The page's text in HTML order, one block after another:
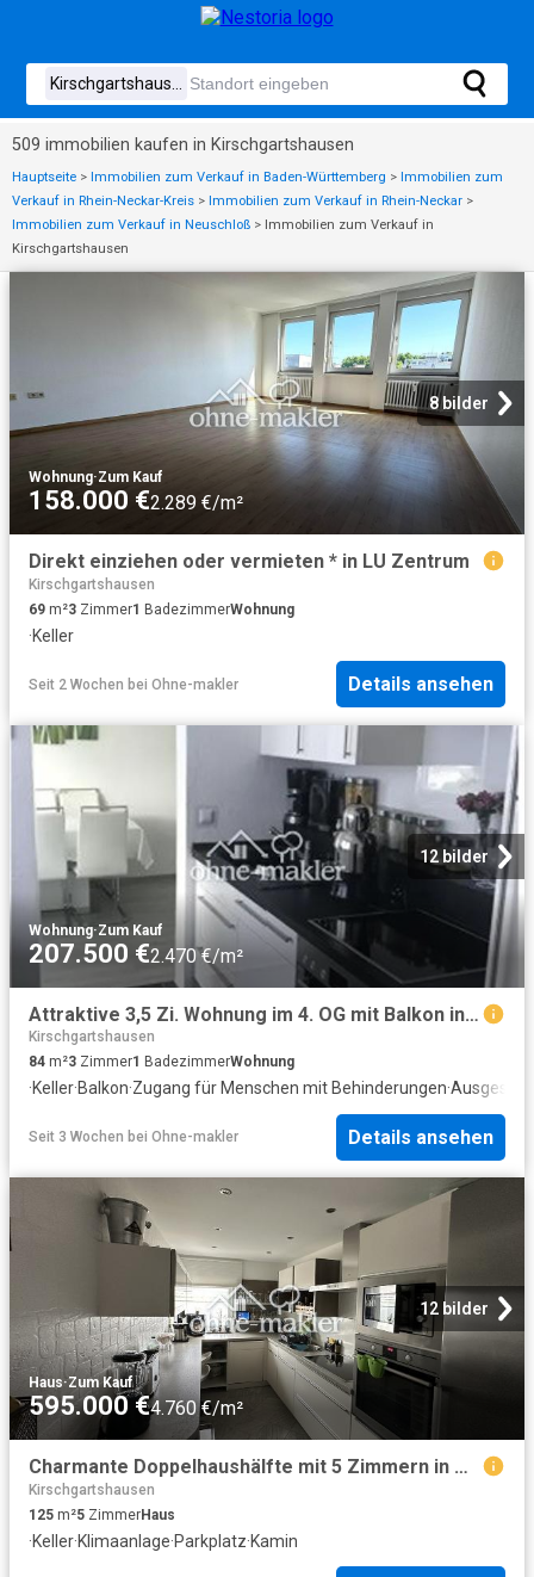
509 immobilien kaufen in Kirschgartshausen
Hauptseite > Immobilien zum Verkauf in Baden-Württemberg > Immobilien zum
Verkauf in Rhein-Neckar-Kreis > Immobilien zum Verkauf in Rhein-Neckar >
Immobilien zum Verkauf in Neuschloß > Immobilien zum Verkauf in
Kirschgartshausen
8 bilder
Wohnung·Zum Kauf
158.000 €2.289 €/m²
Direkt einziehen oder vermieten * in LU Zentrum
Kirschgartshausen
69 m²3 Zimmer1 BadezimmerWohnung
·Keller
Seit 2 Wochen bei Ohne-makler Details ansehen
12 bilder
Wohnung·Zum Kauf
207.500 €2.470 €/m²
Attraktive 3,5 Zi. Wohnung im 4. OG mit Balkon in Ludwigshafen Pfingstweide
Kirschgartshausen
84 m²3 Zimmer1 BadezimmerWohnung
·Keller·Balkon·Zugang für Menschen mit Behinderungen·
Seit 3 Wochen bei Ohne-makler Details ansehen
12 bilder
Haus·Zum Kauf
595.000 €4.760 €/m²
Charmante Doppelhaushälfte mit 5 Zimmern in Mannheim Schönau
Kirschgartshausen
125 m²5 ZimmerHaus
·Keller·Klimaanlage·Parkplatz·Kamin